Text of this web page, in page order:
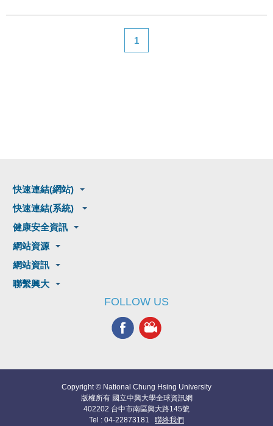
1
快速連結(網站)
快速連結(系統)
健康安全資訊
網站資源
網站資訊
聯繫興大
FOLLOW US
Copyright © National Chung Hsing University
版權所有 國立中興大學全球資訊網
402202 台中市南區興大路145號
Tel : 04-22873181 聯絡我們